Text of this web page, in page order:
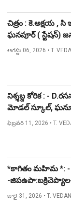
చిత్రం : కె.అక్షయ ,
ఘనపూర్ ( స్టేషన్)
ఆగస్టు 06, 2026 • T.
నిశ్శబ్ద కోరిక : -
మోడల్ స్కూల్,
ఫిబ్రవరి 11, 2026 • T.
*కాగితం మహిమ *: -
-జిపఉపా:బక్రిచెప్యాల-
జులై 31, 2026 • T.